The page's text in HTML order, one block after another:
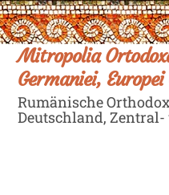
Skip
to
content
Mitropolia
Germaniei,
Rumänische
Deutschland,